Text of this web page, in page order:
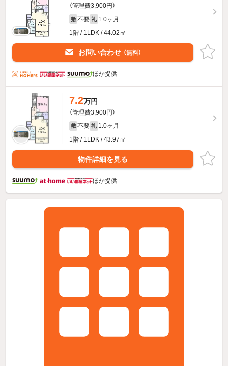
（管理費3,900円）
敷 不要 礼 1.0ヶ月
1階 / 1LDK / 44.02㎡
お問い合わせ （無料）
ほか提供
7.2万円
（管理費3,900円）
敷 不要 礼 1.0ヶ月
1階 / 1LDK / 43.97㎡
物件詳細を見る
ほか提供